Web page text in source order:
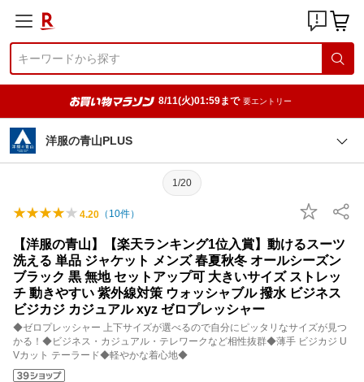
8/11(火)01:59まで 要エントリー
洋服の青山PLUS
1/20
4.20 （ 10件）
【洋服の青山】【楽天ランキング1位入賞】動けるスーツ
洗える 単品 ジャケット メンズ 春夏秋冬 オールシーズン
ブラック 黒 無地 セットアップ可 大きいサイズ ストレッ
チ 動きやすい 紫外線対策 ウォッシャブル 撥水 ビジネス
ビジカジ カジュアル xyz ゼロプレッシャー
◆ゼロプレッシャー 上下サイズが選べるので自分にピッタリなサイズが見つ
かる！◆ビジネス・カジュアル・テレワークなど相性抜群◆薄手 ビジカジ U
Vカット テーラード◆軽やかな着心地◆